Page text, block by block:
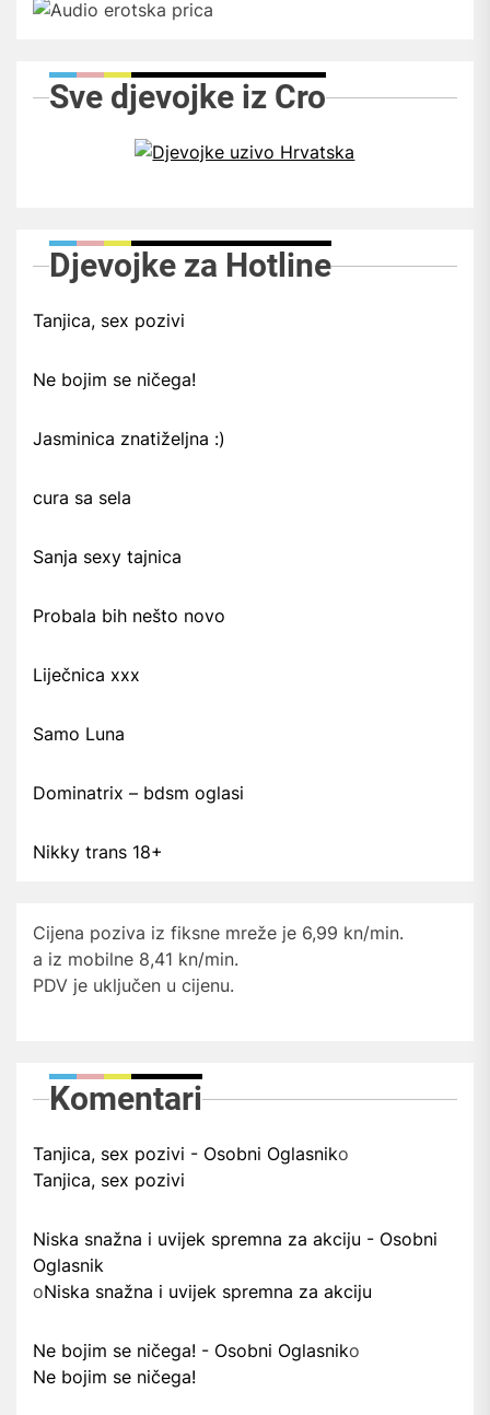
Sve djevojke iz Cro
Djevojke za Hotline
Tanjica, sex pozivi
Ne bojim se ničega!
Jasminica znatiželjna :)
cura sa sela
Sanja sexy tajnica
Probala bih nešto novo
Liječnica xxx
Samo Luna
Dominatrix – bdsm oglasi
Nikky trans 18+
Cijena poziva iz fiksne mreže je 6,99 kn/min.
a iz mobilne 8,41 kn/min.
PDV je uključen u cijenu.
Komentari
Tanjica, sex pozivi - Osobni Oglasniko
Tanjica, sex pozivi
Niska snažna i uvijek spremna za akciju - Osobni
Oglasnik
oNiska snažna i uvijek spremna za akciju
Ne bojim se ničega! - Osobni Oglasniko
Ne bojim se ničega!